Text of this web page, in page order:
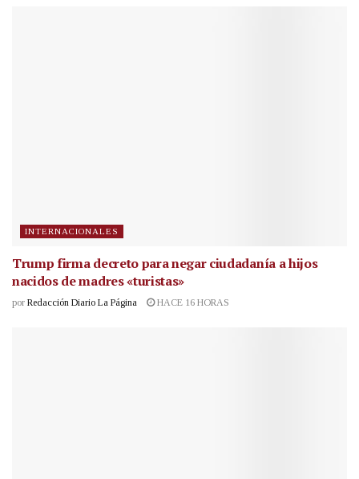
INTERNACIONALES
Trump firma decreto para negar ciudadanía a hijos
nacidos de madres «turistas»
por Redacción Diario La Página HACE 16 HORAS